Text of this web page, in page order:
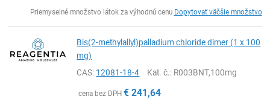
Priemyselné množstvo látok za výhodnú cenu Dopytovať väčšie množstvo
Bis(2-methylallyl)palladium chloride dimer (1 x 100
mg)
CAS: 12081-18-4 Kat. č.: R003BNT,100mg
cena bez DPH € 241,64